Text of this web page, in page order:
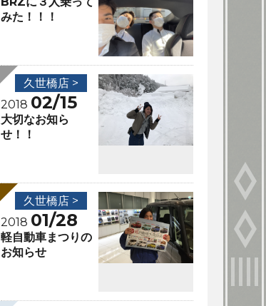
みた！！！
久世橋店 >
2018 02/15
大切なお知ら
せ！！
久世橋店 >
2018 01/28
軽自動車まつりの
お知らせ